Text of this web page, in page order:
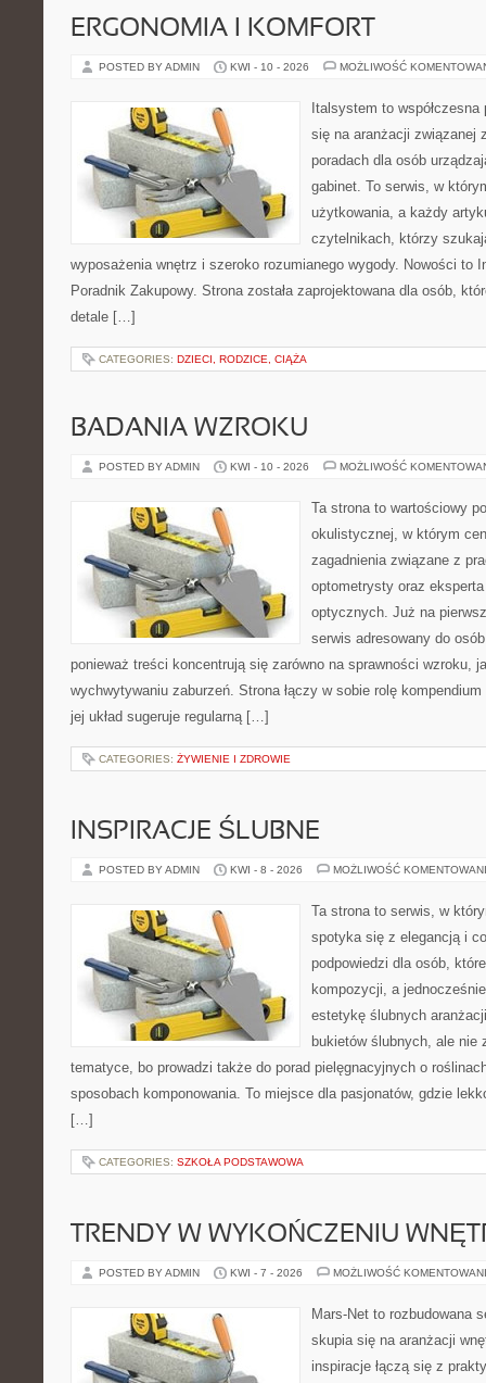
ERGONOMIA I KOMFORT
POSTED BY ADMIN KWI - 10 - 2026 MOŻLIWOŚĆ
Italsystem to
się na aranżacji związanej
poradach dla osób
gabinet. To serwis, w
użytkowania, a każdy
czytelnikach, którzy
wyposażenia wnętrz i szeroko rozumianego wygody. Nowości to
Poradnik Zakupowy. Strona została zaprojektowana dla osób,
detale […]
CATEGORIES: DZIECI, RODZICE, CIĄŻA
BADANIA WZROKU
POSTED BY ADMIN KWI - 10 - 2026 MOŻLIWOŚĆ
Ta strona to wartościowy
okulistycznej, w którym
zagadnienia związane z
optometrysty oraz
optycznych. Już na
serwis adresowany do
ponieważ treści koncentrują się zarówno na sprawności wzroku,
wychwytywaniu zaburzeń. Strona łączy w sobie rolę
jej układ sugeruje regularną […]
CATEGORIES: ŻYWIENIE I ZDROWIE
INSPIRACJE ŚLUBNE
POSTED BY ADMIN KWI - 8 - 2026 MOŻLIWOŚĆ
Ta strona to serwis, w
spotyka się z elegancją i
podpowiedzi dla osób,
kompozycji, a
estetykę ślubnych
bukietów ślubnych, ale nie
tematyce, bo prowadzi także do porad pielęgnacyjnych o
sposobach komponowania. To miejsce dla pasjonatów, gdzie
[…]
CATEGORIES: SZKOŁA PODSTAWOWA
TRENDY W WYKOŃCZENIU
POSTED BY ADMIN KWI - 7 - 2026 MOŻLIWOŚĆ
Mars-Net to rozbudowana
skupia się na aranżacji
inspiracje łączą się z